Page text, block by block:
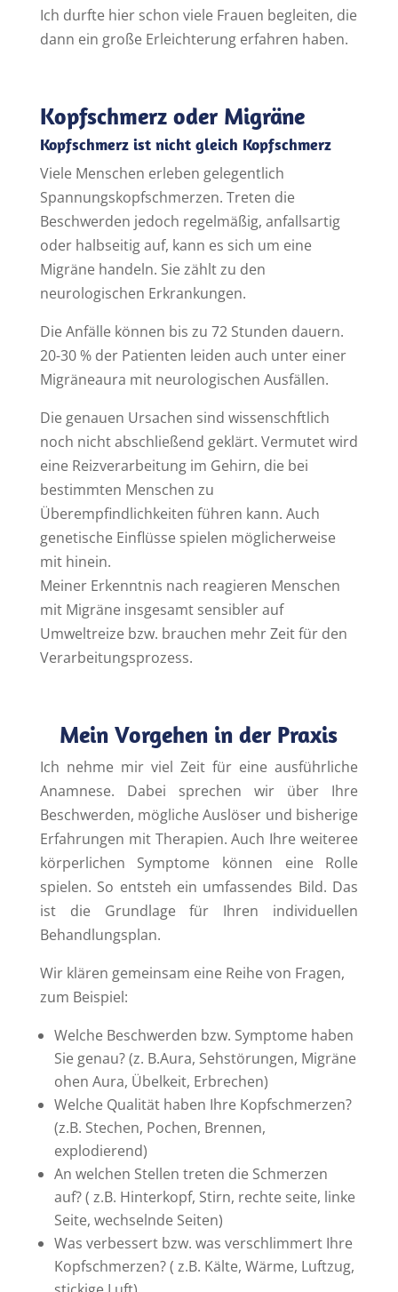
Ich durfte hier schon viele Frauen begleiten, die
dann ein große Erleichterung erfahren haben.
Kopfschmerz oder Migräne
Kopfschmerz ist nicht gleich Kopfschmerz
Viele Menschen erleben gelegentlich
Spannungskopfschmerzen. Treten die
Beschwerden jedoch regelmäßig, anfallsartig
oder halbseitig auf, kann es sich um eine
Migräne handeln. Sie zählt zu den
neurologischen Erkrankungen.
Die Anfälle können bis zu 72 Stunden dauern.
20-30 % der Patienten leiden auch unter einer
Migräneaura mit neurologischen Ausfällen.
Die genauen Ursachen sind wissenschftlich
noch nicht abschließend geklärt. Vermutet wird
eine Reizverarbeitung im Gehirn, die bei
bestimmten Menschen zu
Überempfindlichkeiten führen kann. Auch
genetische Einflüsse spielen möglicherweise
mit hinein.
Meiner Erkenntnis nach reagieren Menschen
mit Migräne insgesamt sensibler auf
Umweltreize bzw. brauchen mehr Zeit für den
Verarbeitungsprozess.
Mein Vorgehen in der Praxis
Ich nehme mir viel Zeit für eine ausführliche
Anamnese. Dabei sprechen wir über Ihre
Beschwerden, mögliche Auslöser und bisherige
Erfahrungen mit Therapien. Auch Ihre weiteree
körperlichen Symptome können eine Rolle
spielen. So entsteh ein umfassendes Bild. Das
ist die Grundlage für Ihren individuellen
Behandlungsplan.
Wir klären gemeinsam eine Reihe von Fragen,
zum Beispiel:
Welche Beschwerden bzw. Symptome haben
Sie genau? (z. B.Aura, Sehstörungen, Migräne
ohen Aura, Übelkeit, Erbrechen)
Welche Qualität haben Ihre Kopfschmerzen?
(z.B. Stechen, Pochen, Brennen,
explodierend)
An welchen Stellen treten die Schmerzen
auf? ( z.B. Hinterkopf, Stirn, rechte seite, linke
Seite, wechselnde Seiten)
Was verbessert bzw. was verschlimmert Ihre
Kopfschmerzen? ( z.B. Kälte, Wärme, Luftzug,